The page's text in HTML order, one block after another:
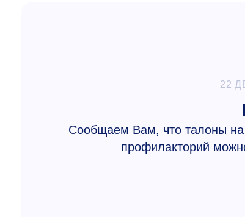
22
Сообщаем Вам, что талоны на
профилакторий